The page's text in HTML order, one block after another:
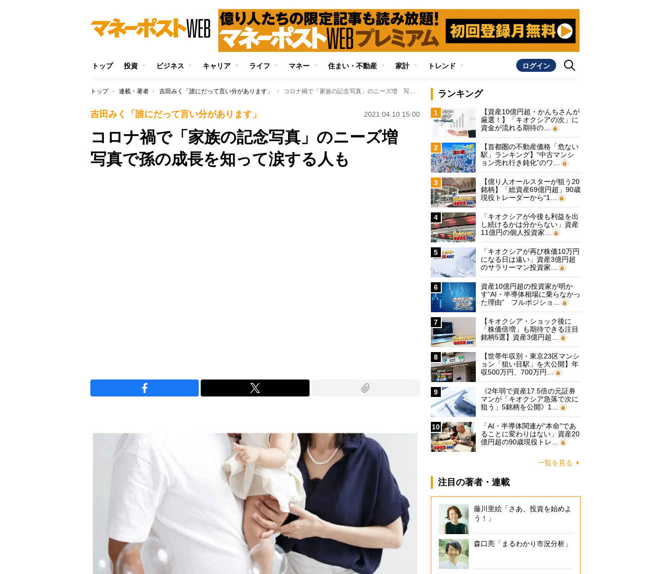
トップ 投資 ビジネス キャリア ライフ マネー 住まい・不動産 家計 トレンド ログイン
トップ 連載・著者 吉田みく「誰にだって言い分があります」 コロナ禍で「家族の記念写真」のニーズ増 写真で孫の成長を知って涙する人も
吉田みく「誰にだって言い分があります」 2021.04.10 15:00
コロナ禍で「家族の記念写真」のニーズ増
写真で孫の成長を知って涙する人も
ランキング
1
【資産10億円超・かんちさんが
厳選！】「キオクシアの次」に
資金が流れる期待の…
2
【首都圏の不動産価格「危ない
駅」ランキング】“中古マンシ
ョン売れ行き鈍化”のワ…
3
【億り人オールスターが狙う20
銘柄】「総資産69億円超」90歳
現役トレーダーから“1…
4
「キオクシアが今後も利益を出
し続けるかは分からない」資産
11億円の個人投資家…
5
「キオクシアが再び株価10万円
になる日は遠い」資産3億円超
のサラリーマン投資家…
6
資産10億円超の投資家が明か
す“AI・半導体相場に乗らなかっ
た理由” フルポジショ…
7
【キオクシア・ショック後に
「株価倍増」も期待できる注目
銘柄5選】資産3億円超…
8
【世帯年収別・東京23区マンシ
ョン「狙い目駅」を大公開】年
収500万円、700万円…
9
《2年弱で資産17.5倍の元証券
マンが「キオクシア急落で次に
狙う」5銘柄を公開》1…
10
「AI・半導体関連が“本命”であ
ることに変わりはない」資産20
億円超の90歳現役トレ…
一覧を見る
注目の著者・連載
藤川里絵「さあ、投資を始めよ
う！」
森口亮「まるわかり市況分析」